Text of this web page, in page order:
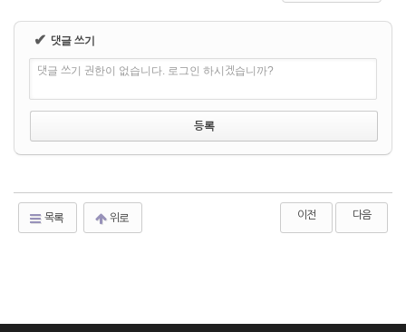
✔ 댓글 쓰기
댓글 쓰기 권한이 없습니다. 로그인 하시겠습니까?
목록 위로 이전 다음